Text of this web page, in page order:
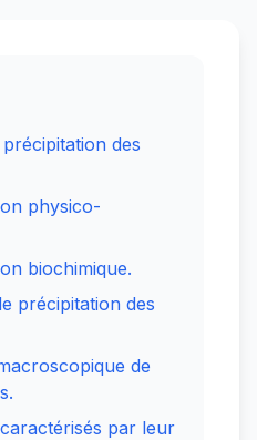
des
physico-
biochimique.
précipitation des
de
par leur